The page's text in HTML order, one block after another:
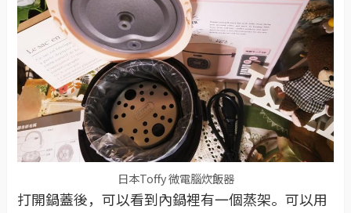
日本Toffy 微電腦炊飯器
打開鍋蓋後，可以看到內鍋裡有一個蒸架。可以用